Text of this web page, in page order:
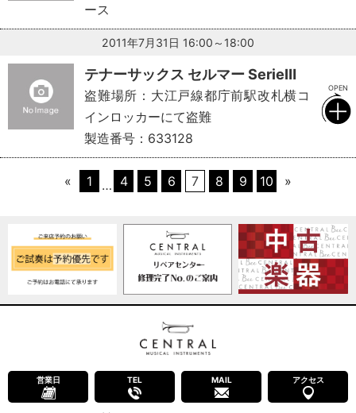
ース
2011年7月31日 16:00～18:00
テナーサックス セルマー SerieⅢ
盗難場所：大江戸線都庁前駅改札横コ
インロッカーにて盗難
製造番号：633128
« 1 … 4 5 6 7 8 9 10 »
営業日 TEL MAIL アクセス